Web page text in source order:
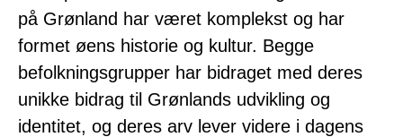
på Grønland har været komplekst og har
formet øens historie og kultur. Begge
befolkningsgrupper har bidraget med deres
unikke bidrag til Grønlands udvikling og
identitet, og deres arv lever videre i dagens